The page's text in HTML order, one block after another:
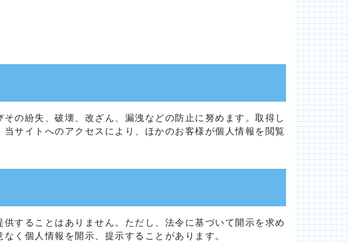
の紛失、破壊、改ざん、漏洩などの防止に努めます。取得し
サイトへのアクセスにより、ほかのお客様が個人情報を閲覧
することはありません。ただし、法令に基づいて開示を求め
く個人情報を開示、提示することがあります。